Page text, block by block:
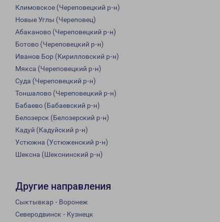
Климовское (Череповецкий р-н)
Новые Углы (Череповец)
Абаканово (Череповецкий р-н)
Ботово (Череповецкий р-н)
Иванов Бор (Кирилловский р-н)
Мякса (Череповецкий р-н)
Суда (Череповецкий р-н)
Тоншалово (Череповецкий р-н)
Бабаево (Бабаевский р-н)
Белозерск (Белозерский р-н)
Кадуй (Кадуйский р-н)
Устюжна (Устюженский р-н)
Шексна (Шекснинский р-н)
Другие направления
Сыктывкар - Воронеж
Северодвинск - Кузнецк